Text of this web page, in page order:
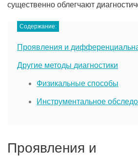
существенно облегчают
Содержание:
Проявления и
Другие методы диагностики
Физикальные способы
Инструментальное
Проявления и